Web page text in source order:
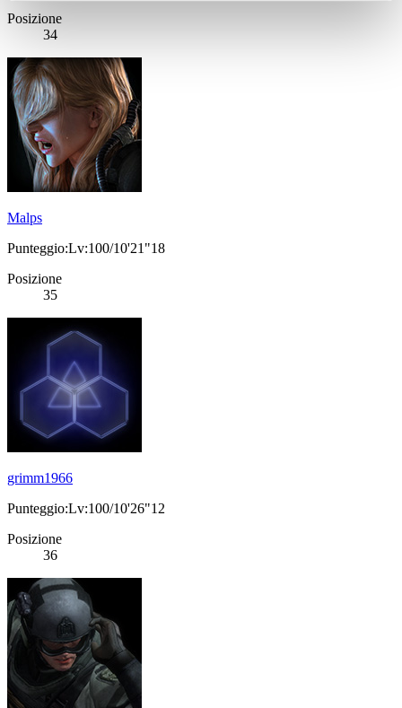
Posizione
34
Malps
Punteggio:Lv:100/10'21"18
Posizione
35
grimm1966
Punteggio:Lv:100/10'26"12
Posizione
36